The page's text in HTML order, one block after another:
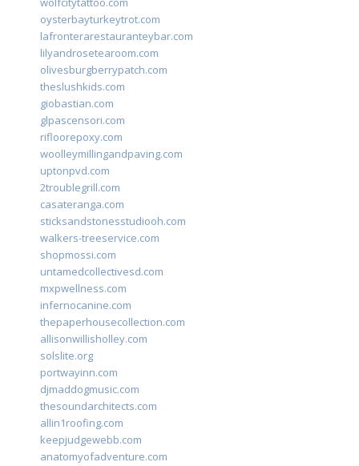
oysterbayturkeytrot.com
lafronterarestauranteybar.com
lilyandrosetearoom.com
olivesburgberrypatch.com
theslushkids.com
giobastian.com
glpascensori.com
rifloorepoxy.com
woolleymillingandpaving.com
uptonpvd.com
2troublegrill.com
casateranga.com
sticksandstonesstudiooh.com
walkers-treeservice.com
shopmossi.com
untamedcollectivesd.com
mxpwellness.com
infernocanine.com
thepaperhousecollection.com
allisonwillisholley.com
solslite.org
portwayinn.com
djmaddogmusic.com
thesoundarchitects.com
allin1roofing.com
keepjudgewebb.com
anatomyofadventure.com